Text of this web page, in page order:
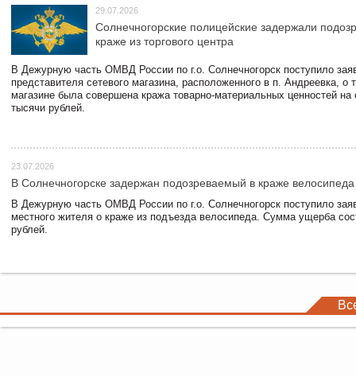
29.07.2026
Солнечногорские полицейские задержали
краже из торгового центра
В Дежурную часть ОМВД России по г.о. Солнечногорск поступило
представителя сетевого магазина, расположенного в п. Андреевка, о
магазине была совершена кража товарно-материальных ценностей
тысячи рублей.
23.07.2026
В Солнечногорске задержан подозреваемый в краже велосипеда
В Дежурную часть ОМВД России по г.о. Солнечногорск поступило
местного жителя о краже из подъезда велосипеда. Сумма ущерба
рублей.